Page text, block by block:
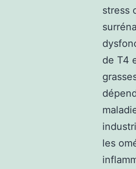
stress
de T4
les